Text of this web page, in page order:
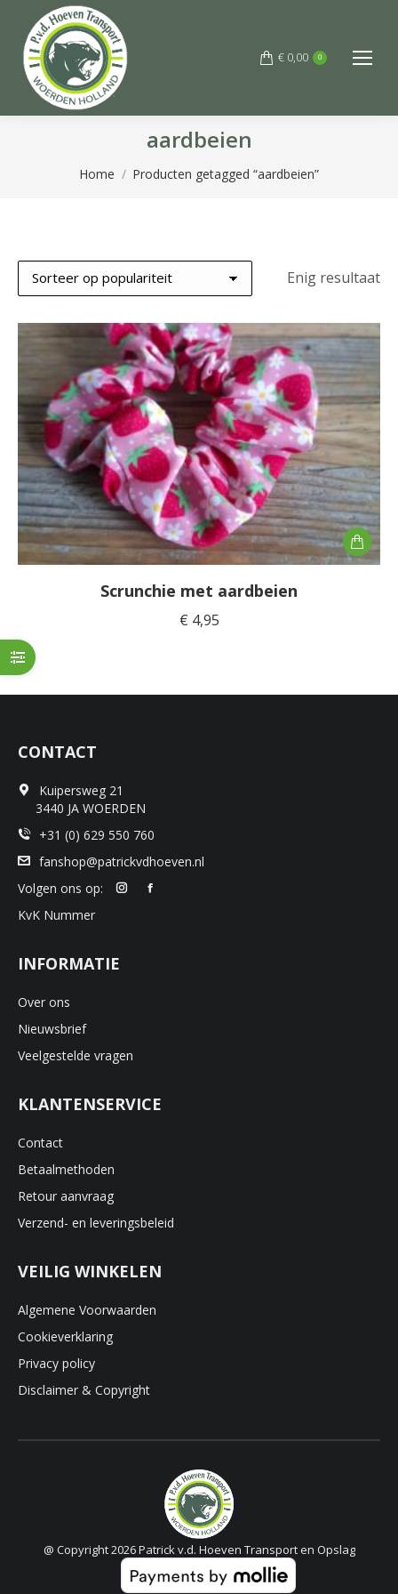
€ 0,00 0
aardbeien
Je bent hier:
Home Producten getagged “aardbeien”
Enig resultaat
Scrunchie met aardbeien
€ 4,95
CONTACT
Kuipersweg 21
3440 JA WOERDEN
+31 (0) 629 550 760
fanshop@patrickvdhoeven.nl
Volgen ons op:
KvK Nummer
INFORMATIE
Over ons
Nieuwsbrief
Veelgestelde vragen
KLANTENSERVICE
Contact
Betaalmethoden
Retour aanvraag
Verzend- en leveringsbeleid
VEILIG WINKELEN
Algemene Voorwaarden
Cookieverklaring
Privacy policy
Disclaimer & Copyright
@ Copyright 2026 Patrick v.d. Hoeven Transport en Opslag